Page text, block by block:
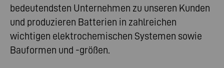
bedeutendsten Unternehmen zu unseren Kunden
und produzieren Batterien in zahlreichen
wichtigen elektrochemischen Systemen sowie
Bauformen und -größen.